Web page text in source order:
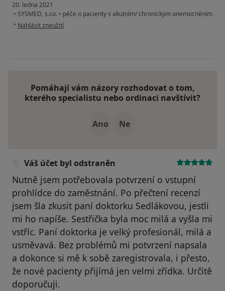
20. ledna 2021
• SYSMED, s.r.o. • péče o pacienty s akutním/ chronickým onemocněním
• podle názoru uživatele S F.
Nahlásit zneužití
Pomáhají vám názory rozhodovat o tom,
kterého specialistu nebo ordinaci navštívit?
Ano Ne
Váš účet byl odstraněn
Nutně jsem potřebovala potvrzení o vstupní
prohlídce do zaměstnání. Po přečtení recenzí
jsem šla zkusit paní doktorku Sedlákovou, jestli
mi ho napíše. Sestřička byla moc milá a vyšla mi
vstříc. Paní doktorka je velký profesionál, milá a
usměvavá. Bez problémů mi potvrzení napsala
a dokonce si mě k sobě zaregistrovala, i přesto,
že nové pacienty přijímá jen velmi zřídka. Určitě
doporučuji.